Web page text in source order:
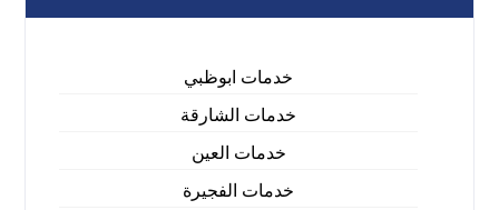
خدمات ابوظبي
خدمات الشارقة
خدمات العين
خدمات الفجيرة